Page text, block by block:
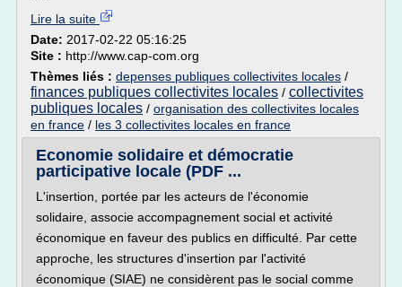
Lire la suite
Date: 2017-02-22 05:16:25
Site : http://www.cap-com.org
Thèmes liés : depenses publiques collectivites locales /
finances publiques collectivites locales / collectivites
publiques locales / organisation des collectivites locales
en france / les 3 collectivites locales en france
Economie solidaire et démocratie
participative locale (PDF ...
L'insertion, portée par les acteurs de l'économie
solidaire, associe accompagnement social et activité
économique en faveur des publics en difficulté. Par cette
approche, les structures d'insertion par l'activité
économique (SIAE) ne considèrent pas le social comme